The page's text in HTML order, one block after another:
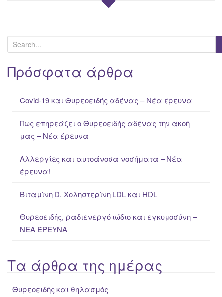
e
a
rΠρόσφατα άρθρα
Covid-19 και Θυρεοειδής αδένας – Νέα έρευνα
Πως επηρεάζει ο Θυρεοειδής αδένας την ακοή
μας – Νέα έρευνα
Αλλεργίες και αυτοάνοσα νοσήματα – Νέα
έρευνα!
Βιταμίνη D, Χοληστερίνη LDL και HDL
Θυρεοειδής, ραδιενεργό ιώδιο και εγκυμοσύνη –
ΝΕΑ ΈΡΕΥΝΑ
Τα άρθρα της ημέρας
Θυρεοειδής και θηλασμός